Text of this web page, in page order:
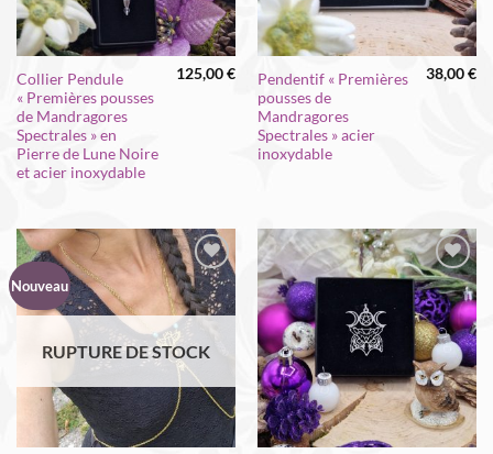
Collier Pendule
« Premières pousses
de Mandragores
Spectrales » en
Pierre de Lune Noire
et acier inoxydable
125,00€
Pendentif « Premières
pousses de
Mandragores
Spectrales » acier
inoxydable
38,00€
Nouveau
RUPTURE DE STOCK